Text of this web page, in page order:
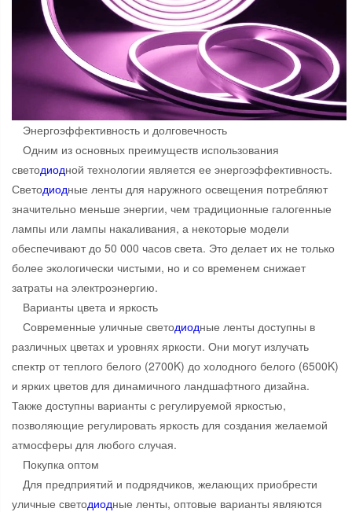
Энергоэффективность и долговечность
Одним из основных преимуществ использования
светодиодной технологии является ее энергоэффективность.
Светодиодные ленты для наружного освещения потребляют
значительно меньше энергии, чем традиционные галогенные
лампы или лампы накаливания, а некоторые модели
обеспечивают до 50 000 часов света. Это делает их не только
более экологически чистыми, но и со временем снижает
затраты на электроэнергию.
Варианты цвета и яркость
Современные уличные светодиодные ленты доступны в
различных цветах и уровнях яркости. Они могут излучать
спектр от теплого белого (2700K) до холодного белого (6500K)
и ярких цветов для динамичного ландшафтного дизайна.
Также доступны варианты с регулируемой яркостью,
позволяющие регулировать яркость для создания желаемой
атмосферы для любого случая.
Покупка оптом
Для предприятий и подрядчиков, желающих приобрести
уличные светодиодные ленты, оптовые варианты являются